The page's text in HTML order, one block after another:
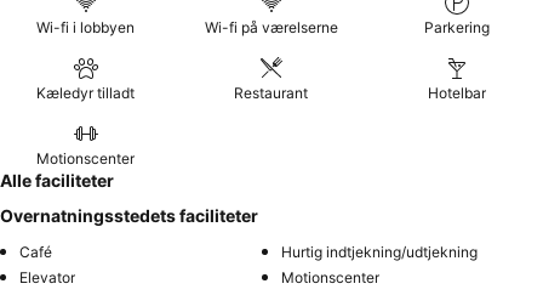
Wi-fi i lobbyen Wi-fi på værelserne Parkering
Kæledyr tilladt Restaurant Hotelbar
Motionscenter
Alle faciliteter
Overnatningsstedets faciliteter
Café
Hurtig indtjekning/udtjekning
Elevator
Motionscenter